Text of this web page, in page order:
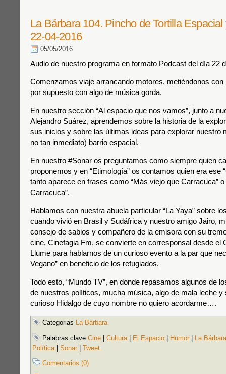
La Bárbara 104. Pincho de Tortilla
22-04-2016
05/05/2016
Audio de nuestro programa en formato Podcast del día 22
Comenzamos viaje arrancando motores, metiéndonos
por supuesto con algo de música gorda.
En nuestro sección “Al espacio que nos vamos”, junto a
Alejandro Suárez, aprendemos sobre la historia de la
sus inicios y sobre las últimas ideas para explorar nuestro
no tan inmediato) barrio espacial.
En nuestro #Sonar os preguntamos como siempre quien
proponemos y en “Etimología” os contamos quien era ese
tanto aparece en frases como “Más viejo que Carracuca”
Carracuca”.
Hablamos con nuestra abuela particular “La Yaya” sobre
cuando vivió en Brasil y Sudáfrica y nuestro amigo Jairo,
consejo de sabios y compañero de la emisora con su
cine, Cinefagia Fm, se convierte en corresponsal desde el
Llume para hablarnos de un curioso evento a la par que
Vegano” en beneficio de los refugiados.
Todo esto, “Mundo TV”, en donde repasamos algunos de
de nuestros políticos, mucha música, algo de mala leche y
curioso Hidalgo de cuyo nombre no quiero acordarme….
Categorias La Bárbara
Palabras clave Cine Cultura| El Espacio Humor
La Bárbara
Política| Sonar
Tweet.
Comentarios (0)